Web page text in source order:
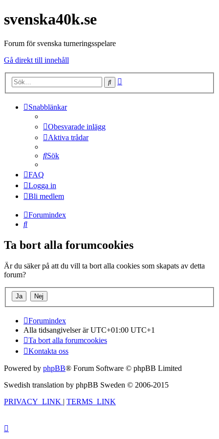
svenska40k.se
Forum för svenska turneringsspelare
Gå direkt till innehåll
Sök
Snabblänkar
Obesvarade inlägg
Aktiva trådar
Sök
FAQ
Logga in
Bli medlem
Forumindex
Sök
Ta bort alla forumcookies
Är du säker på att du vill ta bort alla cookies som skapats av detta
forum?
Forumindex
Alla tidsangivelser är UTC+01:00 UTC+1
Ta bort alla forumcookies
Kontakta oss
Powered by phpBB® Forum Software © phpBB Limited
Swedish translation by phpBB Sweden © 2006-2015
PRIVACY_LINK | TERMS_LINK